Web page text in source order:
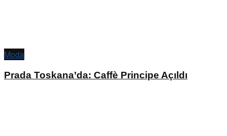
Moda
Prada Toskana’da: Caffè Principe Açıldı